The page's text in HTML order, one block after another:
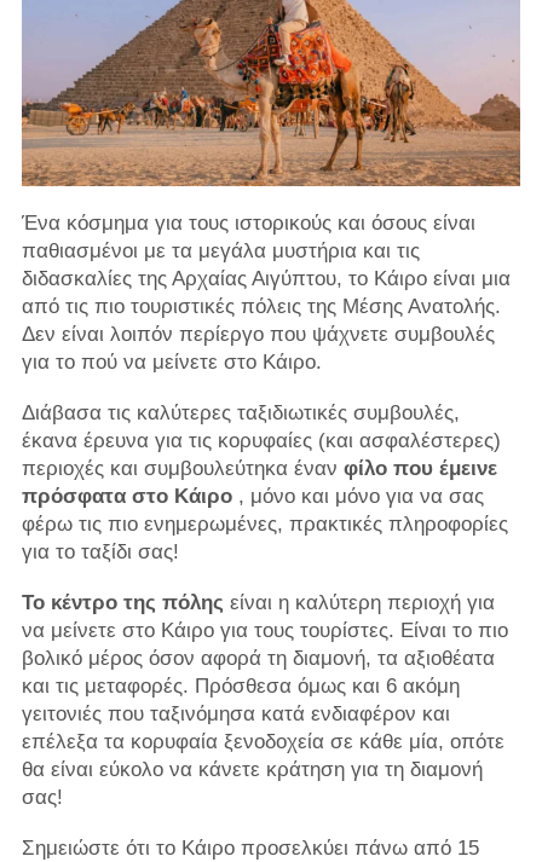
Ένα κόσμημα για τους ιστορικούς και όσους είναι
παθιασμένοι με τα μεγάλα μυστήρια και τις
διδασκαλίες της Αρχαίας Αιγύπτου, το Κάιρο είναι μια
από τις πιο τουριστικές πόλεις της Μέσης Ανατολής.
Δεν είναι λοιπόν περίεργο που ψάχνετε συμβουλές
για το πού να μείνετε στο Κάιρο.
Διάβασα τις καλύτερες ταξιδιωτικές συμβουλές,
έκανα έρευνα για τις κορυφαίες (και ασφαλέστερες)
περιοχές και συμβουλεύτηκα έναν φίλο που έμεινε
πρόσφατα στο Κάιρο, μόνο και μόνο για να σας
φέρω τις πιο ενημερωμένες, πρακτικές πληροφορίες
για το ταξίδι σας!
Το κέντρο της πόλης είναι η καλύτερη περιοχή για
να μείνετε στο Κάιρο για τους τουρίστες. Είναι το πιο
βολικό μέρος όσον αφορά τη διαμονή, τα αξιοθέατα
και τις μεταφορές. Πρόσθεσα όμως και 6 ακόμη
γειτονιές που ταξινόμησα κατά ενδιαφέρον και
επέλεξα τα κορυφαία ξενοδοχεία σε κάθε μία, οπότε
θα είναι εύκολο να κάνετε κράτηση για τη διαμονή
σας!
Σημειώστε ότι το Κάιρο προσελκύει πάνω από 15